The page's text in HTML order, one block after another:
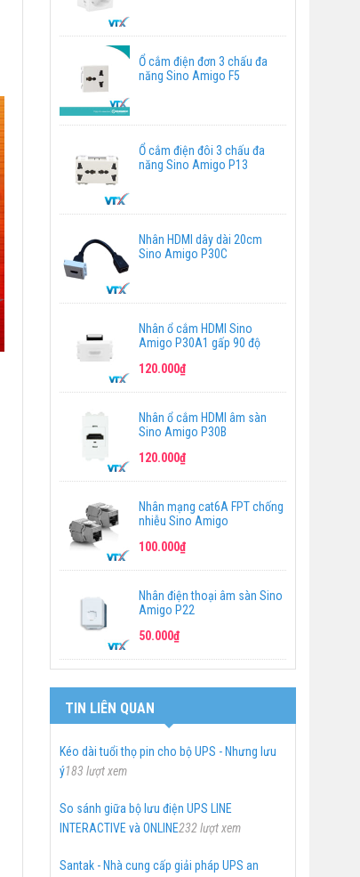
Ổ cắm điện đơn 3 chấu đa
năng Sino Amigo F5
Ổ cắm điện đôi 3 chấu đa
năng Sino Amigo P13
Nhân HDMI dây dài 20cm
Sino Amigo P30C
Nhân ổ cắm HDMI Sino
Amigo P30A1 gấp 90 độ
120.000₫
Nhân ổ cắm HDMI âm sàn
Sino Amigo P30B
120.000₫
Nhân mạng cat6A FPT chống
nhiễu Sino Amigo
100.000₫
Nhân điện thoại âm sàn Sino
Amigo P22
50.000₫
TIN LIÊN QUAN
Kéo dài tuổi thọ pin cho bộ UPS - Nhưng lưu
ý183 lượt xem
So sánh giữa bộ lưu điện UPS LINE
INTERACTIVE và ONLINE232 lượt xem
Santak - Nhà cung cấp giải pháp UPS an